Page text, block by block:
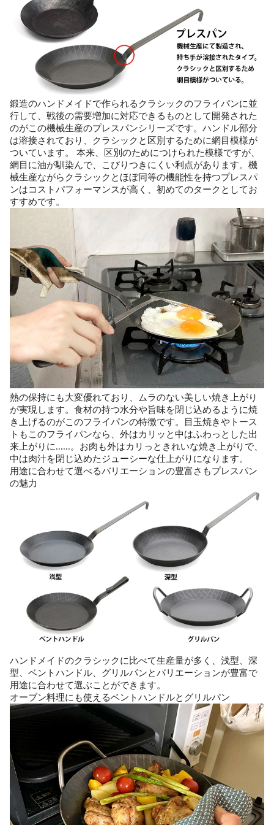
鍛造のハンドメイドで作られるクラシックのフライパンに並
行して、戦後の需要増加に対応できるものとして開発された
のがこの機械生産のプレスパンシリーズです。ハンドル部分
は溶接されており、クラシックと区別するために網目模様が
ついています。 本来、区別のためにつけられた模様ですが、
網目に油が馴染んで、こびりつきにくい利点があります。機
械生産ながらクラシックとほぼ同等の機能性を持つプレスパ
ンはコストパフォーマンスが高く、初めてのタークとしてお
すすめです。
熱の保持にも大変優れており、ムラのない美しい焼き上がり
が実現します。食材の持つ水分や旨味を閉じ込めるように焼
き上げるのがこのフライパンの特徴です。目玉焼きやトース
トもこのフライパンなら、外はカリッと中はふわっとした出
来上がりに......。お肉も外はカリっときれいな焼き上がりで、
中は肉汁を閉じ込めたジューシーな仕上がりになります。
用途に合わせて選べるバリエーションの豊富さもプレスパン
の魅力
ハンドメイドのクラシックに比べて生産量が多く、浅型、深
型、ベントハンドル、グリルパンとバリエーションが豊富で
用途に合わせて選ぶことができます。
オーブン料理にも使えるベントハンドルとグリルパン